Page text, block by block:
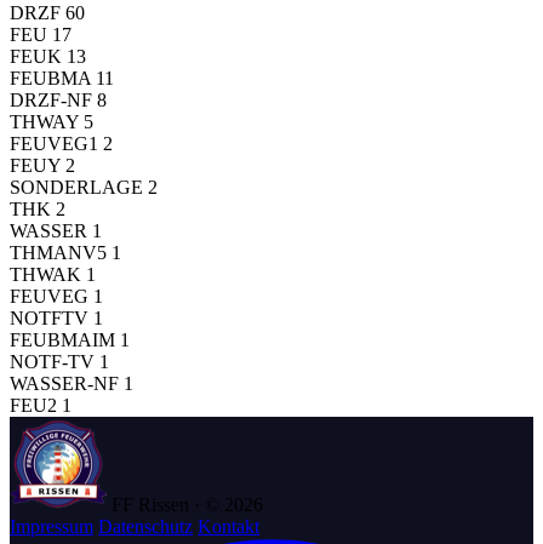
DRZF 60
FEU 17
FEUK 13
FEUBMA 11
DRZF-NF 8
THWAY 5
FEUVEG1 2
FEUY 2
SONDERLAGE 2
THK 2
WASSER 1
THMANV5 1
THWAK 1
FEUVEG 1
NOTFTV 1
FEUBMAIM 1
NOTF-TV 1
WASSER-NF 1
FEU2 1
FF Rissen · © 2026
Impressum Datenschutz Kontakt